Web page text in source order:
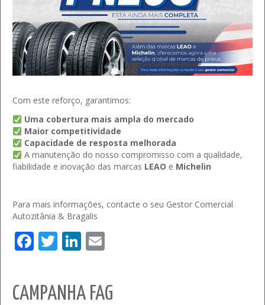
Com este reforço, garantimos:
Uma cobertura mais ampla do mercado
Maior competitividade
Capacidade de resposta melhorada
A manutenção do nosso compromisso com a qualidade,
fiabilidade e inovação das marcas LEAO e Michelin
Para mais informações, contacte o seu Gestor Comercial
Autozitânia & Bragalis
Facebook
TwitterLinkedIn
CAMPANHA FAG